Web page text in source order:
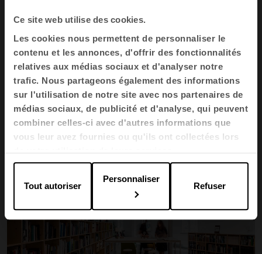
Ce site web utilise des cookies.
Les cookies nous permettent de personnaliser le
contenu et les annonces, d'offrir des fonctionnalités
relatives aux médias sociaux et d'analyser notre
trafic. Nous partageons également des informations
sur l'utilisation de notre site avec nos partenaires de
médias sociaux, de publicité et d'analyse, qui peuvent
combiner celles-ci avec d'autres informations que
vous leur avez fournies ou qu'ils ont collectées lors
de votre utilisation de leurs services.
Tout autoriser
Personnaliser
Refuser
personnes, des relations dans l'équipe et d'une
ambiance détendue et enrichissante au travail est
devenu une priorité pour de nombreuses
entreprise, qui prennent conscience du retour que
cet aspect génère en termes de créativité et de
succès.